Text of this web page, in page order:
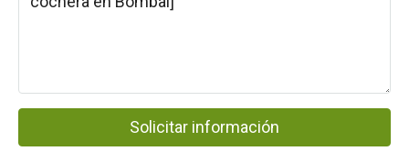
Solicitar información